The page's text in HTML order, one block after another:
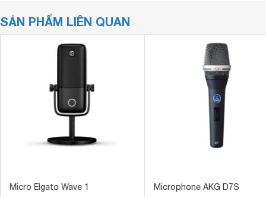
Nấng tầm chất lượng âm thanh của bạn
Bạn đã sẵn sàng mang giọng hát của mình tới những âm
cho streaming cho mình và một bộ Mixer để trộn các
toàn diện dành cho bạn
SẢN PHẨM LIÊN QUAN
Micro Elgato Wave 1 Microphone AKG D7S